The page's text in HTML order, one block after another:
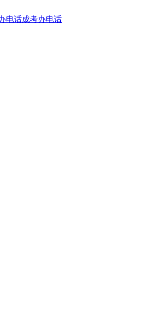
成考办电话